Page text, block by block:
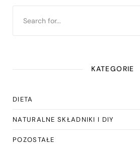
KATEGORIE
DIETA
NATURALNE SKŁADNIKI I DIY
POZOSTAŁE